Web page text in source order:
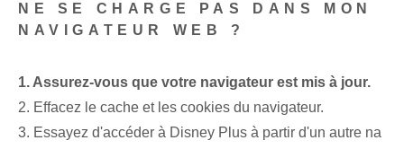
NE SE CHARGE PAS DANS MON
NAVIGATEUR WEB ?
1. Assurez-vous que votre navigateur est mis à jour.
2. Effacez le cache et les cookies du navigateur.
3. Essayez d'accéder à Disney Plus à partir d'un autre na